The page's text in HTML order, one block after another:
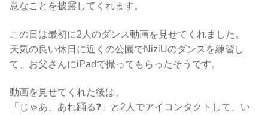
意なことを披露してくれます。
この日は最初に2人のダンス動画を見せてくれました。
天気の良い休日に近くの公園でNiziUのダンスを練習し
て、お父さんにiPadで撮ってもらったそうです。
動画を見せてくれた後は、
「じゃあ、あれ踊る❓」と2人でアイコンタクトして、い